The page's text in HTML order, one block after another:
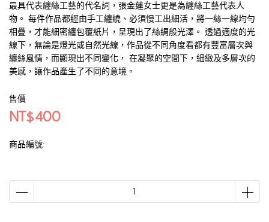
最具代表纏絲工藝的代名詞，張金蓮女士更是為纏絲工藝代表人
物。 每件作品都經由手工纏繞、必須慢工出細活，將一絲一線均勻
相疊，才能細密纏包覆紙片，呈現出了絲綢般光澤。 透過適度的光
線下，無論是燈光或自然光線，作品從不同角度看都有豐富層次與
纏絲風情，而顯現出不同變化， 在凝聚的空間下，細緻及多層次的
美感，讓作品產生了不同的意境。
售價
NT$400
商品編號: